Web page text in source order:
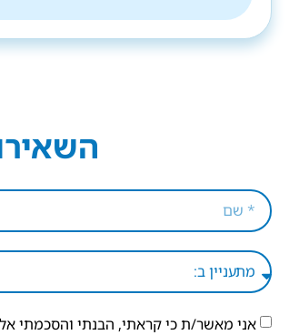
אני מאשר/ת כי קראתי, הבנתי והסכמתי אל